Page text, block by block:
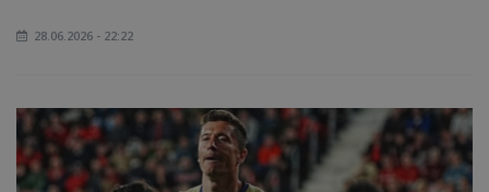
28.06.2026 - 22:22